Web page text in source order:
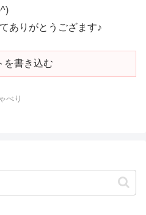
ありがとうござます♪
を書き込む
べり